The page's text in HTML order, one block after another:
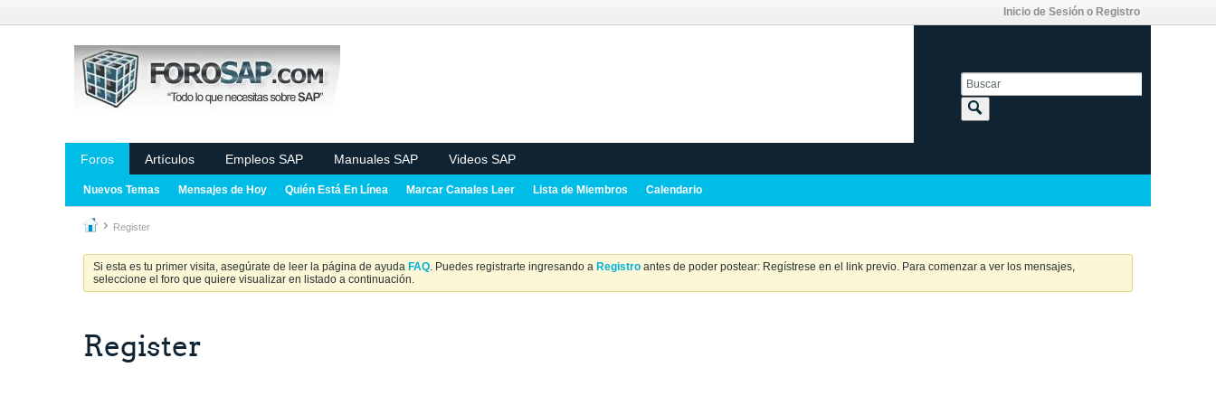
Inicio de Sesión o Registro
Foros Artículos Empleos SAP Manuales SAP Videos SAP
Nuevos Temas Mensajes de Hoy Quién Está En Línea Marcar Canales Leer Lista de Miembros Calendario
Register
Si esta es tu primer visita, asegúrate de leer la página de ayuda FAQ. Puedes registrarte ingresando a Registro antes de poder postear: Regístrese en el link previo. Para comenzar a ver los mensajes,
seleccione el foro que quiere visualizar en listado a continuación.
Register